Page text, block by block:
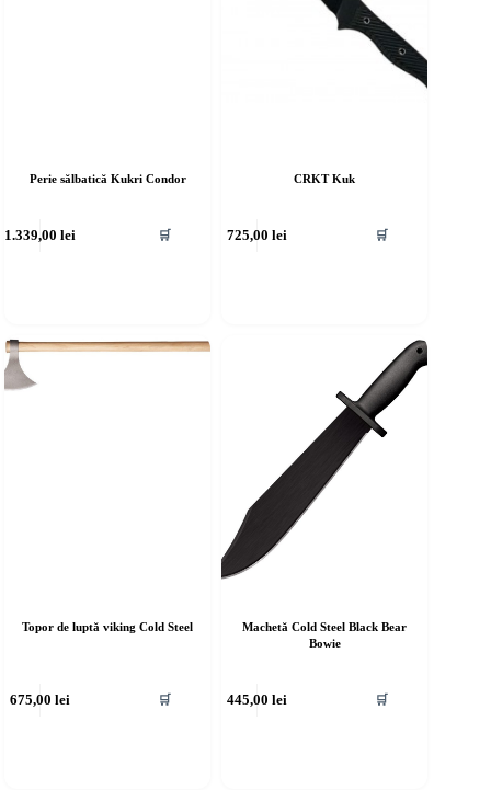
Perie sălbatică Kukri Condor
1.339,00 lei 🛒
CRKT Kuk
725,00 lei 🛒
Topor de luptă viking Cold Steel
675,00 lei 🛒
Machetă Cold Steel Black Bear
Bowie
445,00 lei 🛒